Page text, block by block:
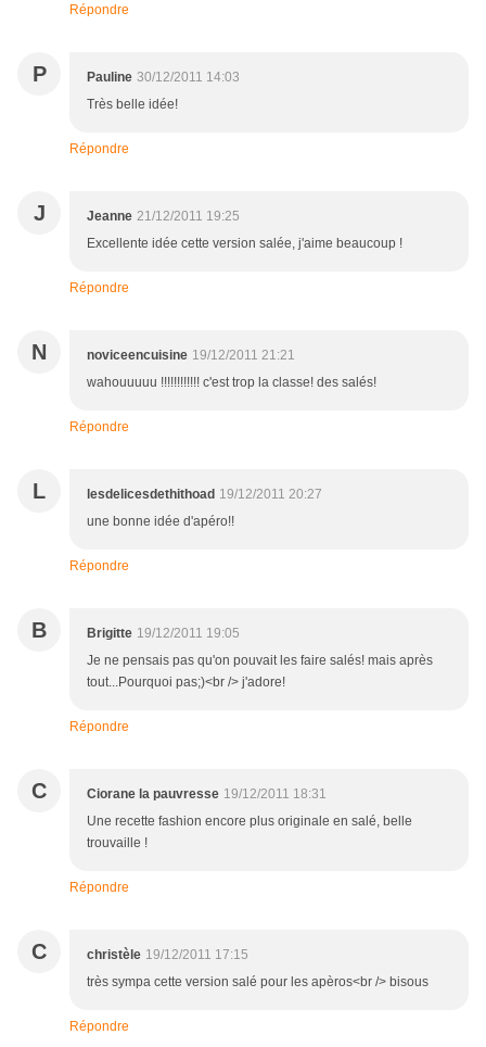
Répondre
P Pauline 30/12/2011 14:03
Très belle idée!
Répondre
J Jeanne 21/12/2011 19:25
Excellente idée cette version salée, j'aime beaucoup !
Répondre
N noviceencuisine 19/12/2011 21:21
wahouuuuu !!!!!!!!!!!! c'est trop la classe! des salés!
Répondre
L lesdelicesdethithoad 19/12/2011 20:27
une bonne idée d'apéro!!
Répondre
B Brigitte 19/12/2011 19:05
Je ne pensais pas qu'on pouvait les faire salés! mais après
tout...Pourquoi pas;)<br /> j'adore!
Répondre
C Ciorane la pauvresse 19/12/2011 18:31
Une recette fashion encore plus originale en salé, belle
trouvaille !
Répondre
C christèle 19/12/2011 17:15
très sympa cette version salé pour les apèros<br /> bisous
Répondre